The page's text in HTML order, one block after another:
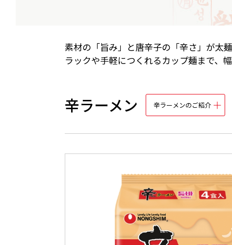
素材の「旨み」と唐辛子の「辛さ」が太
ラックや手軽につくれるカップ麺まで、
辛ラーメン 辛ラーメンのご紹介